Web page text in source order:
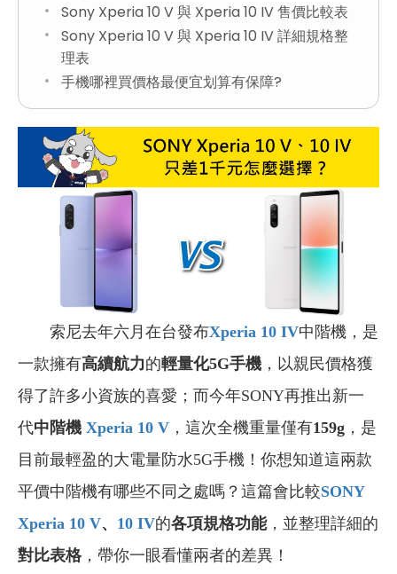
Sony Xperia 10 V 與 Xperia 10 IV 售價比較表
Sony Xperia 10 V 與 Xperia 10 IV 詳細規格整
理表
手機哪裡買價格最便宜划算有保障?
索尼去年六月在台發布Xperia 10 IV中階機，是
一款擁有高續航力的輕量化5G手機 ，以親民價格獲
得了許多小資族的喜愛；而今年SONY再推出新一
代中階機 Xperia 10 V ，這次全機重量僅有159g ，是
目前最輕盈的大電量防水5G手機！你想知道這兩款
平價中階機有哪些不同之處嗎？這篇會比較SONY
Xperia 10 V、 10 IV的各項規格功能，並整理詳細的
對比表格，帶你一眼看懂兩者的差異！